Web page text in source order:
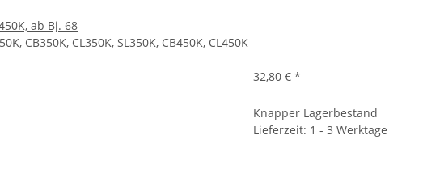
ab Bj. 68
CB350K, CL350K, SL350K, CB450K, CL450K
32,80 € *
Knapper Lagerbestand
Lieferzeit: 1 - 3 Werktage